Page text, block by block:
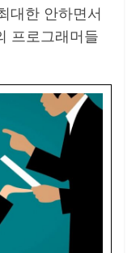
대한 안하면서
프로그래머들